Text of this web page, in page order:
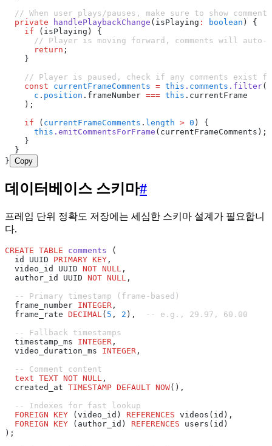
// When user plays/pauses, make sure to show
  private
handlePlaybackChange (isPlaying : boolean ) {
    if
(isPlaying) {
// Player is moving forward, comments will auto-
      return
;
    }
// Player is paused, check if any comments exist
    const
currentFrameComments = this . comments .filter
      c
. position .frameNumber === this .currentFrame
    );
    if
( currentFrameComments . length > 0 ) {
      this
.emitCommentsForFrame (currentFrameComments);
    }
  }
} Copy
데이터베이스 스키마#
프레임 단위 정확도 저장에는 세심한 스키마 설계가 필요합니
다.
CREATE TABLE comments (
  id UUID
PRIMARY KEY ,
  video_id UUID
NOT NULL ,
  author_id UUID
NOT NULL ,
  -- Primary timestamp (frame-based)
  frame_number
INTEGER ,
  frame_rate
DECIMAL( 5 , 2 ),
-- e.g., 29.97, 60.00
  -- Fallback timestamps
  timestamp_ms
INTEGER ,
  video_duration_ms
INTEGER ,
  -- Comment content
  text
TEXT NOT NULL ,
  created_at
TIMESTAMP DEFAULT NOW(),
  -- Indexes for fast lookup
  FOREIGN KEY
(video_id) REFERENCES videos(id),
  FOREIGN KEY
(author_id) REFERENCES users(id)
);